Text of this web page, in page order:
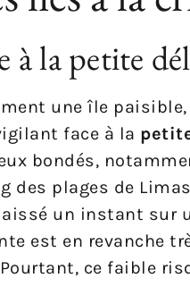
à la petite
une île
face à la
bondés,
des plages de
un instant sur
est en revanche
ce faible